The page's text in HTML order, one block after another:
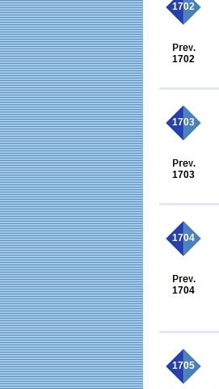
1702
1702
1703
1703
1704
1704
1705